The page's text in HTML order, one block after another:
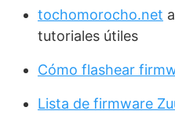
tochomorocho.net
tutoriales útiles
Cómo flashear
Lista de firmware